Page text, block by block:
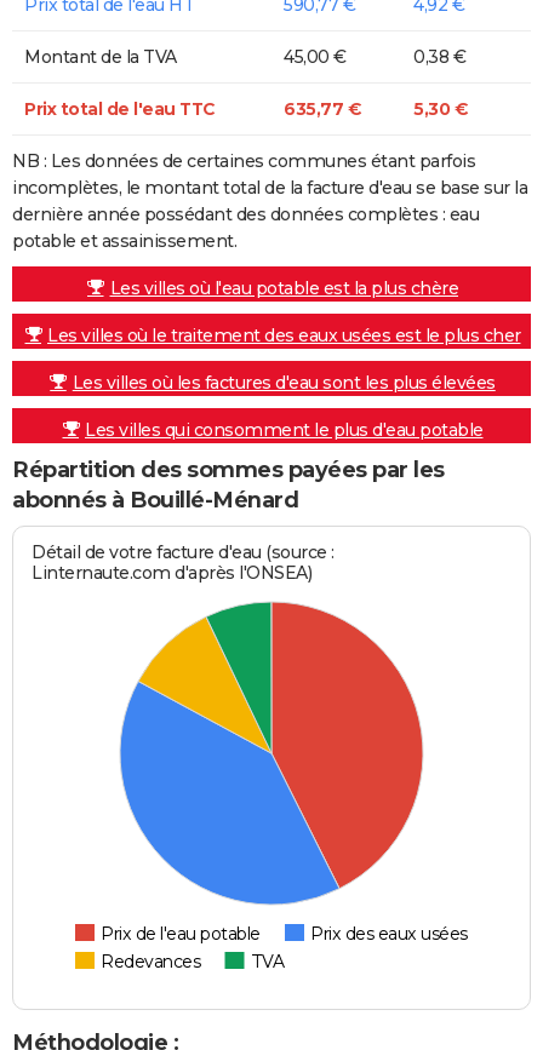
Montant de la TVA 45,00 € 0,38 €
Prix total de l'eau TTC 635,77 € 5,30 €
NB : Les données de certaines communes étant parfois
incomplètes, le montant total de la facture d'eau se base sur la
dernière année possédant des données complètes : eau
potable et assainissement.
Les villes où l'eau potable est la plus chère
Les villes où le traitement des eaux usées est le plus cher
Les villes où les factures d'eau sont les plus élevées
Les villes qui consomment le plus d'eau potable
Répartition des sommes payées par les
abonnés à Bouillé-Ménard
Détail de votre facture d'eau (source :
Linternaute.com d'après l'ONSEA)
Prix de l'eau potable
Prix des eaux usées
Redevances
TVA
Méthodologie :